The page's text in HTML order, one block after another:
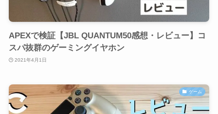
APEXで検証【JBL QUANTUM50感想・レビュー】コ
スパ抜群のゲーミングイヤホン
2021年4月1日
ゲーム